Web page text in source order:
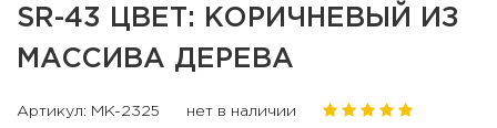
SR-43 ЦВЕТ: КОРИЧНЕВЫЙ ИЗ
МАССИВА ДЕРЕВА
Артикул: MK-2325
нет в наличии